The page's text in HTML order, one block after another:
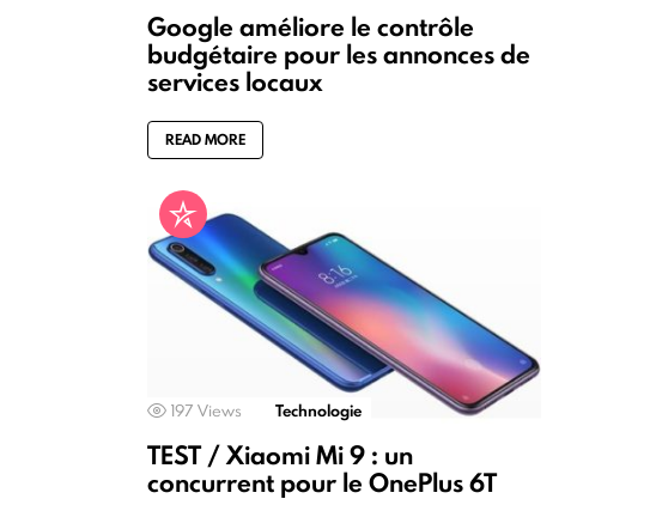
Google améliore le contrôle
budgétaire pour les annonces de
services locaux
READ MORE
197 Views Technologie
TEST / Xiaomi Mi 9 : un
concurrent pour le OnePlus 6T